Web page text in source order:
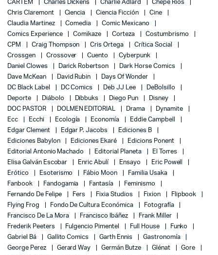
CARTEM
Charles Dickens Charlie Adlard
Chepe Ríos
Chris Claremont
Ciencia Ciencia Ficción
Cine
Claudia Martinez
Comedia
Comic Mexicano
Comics Experience
Comikaze Corteza
Costumbrismo
CPM
Craig Thompson Cris Ortega
Crítica Social
Crossgen
Crossover Cuento
Cyberpunk
Daniel Clowes
Darick Robertson
Dark Horse Comics
Dave McKean
David Rubin
Days Of Wonder
DC Black Label
DC Comics Deb JJ Lee
DeBolsillo
Deporte
Diábolo Dibbuks Diego Pun
Disney
DOC PASTOR
DOLMEN EDITORIAL Drama
Dynamite
Ecc
Ecchi Ecología Economía
Eddie Campbell
Edgar Clement
Edgar P. Jacobs
Ediciones B
Ediciones Babylon
Ediciones Ekaré
Edicions Ponent
Editorial Antonio Machado
Editorial Planeta
El Torres
Elisa Galván Escobar
Enric Abulí Ensayo
Eric Powell
Erótico
Esoterismo Fábio Moon
Familia Usaka
Fanbook
Fandogamia Fantasía
Feminismo
Fernando De Felipe
Fers Fixia Studios Fixion
Flipbook
Flying Frog
Fondo De Cultura Económica
Fotografía
Francisco De La Mora
Francisco Ibáñez
Frank Miller
Frederik Peeters
Fulgencio Pimentel Full House
Funko
Gabriel Bá
Gallito Comics Garth Ennis
Gastronomía
George Perez
Gerard Way Germán Butze Glénat
Gore